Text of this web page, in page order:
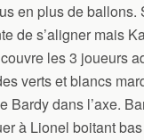
en plus de ballons.
de s’aligner mais
les 3 joueurs
verts et blancs
Bardy dans l’axe.
à Lionel boitant